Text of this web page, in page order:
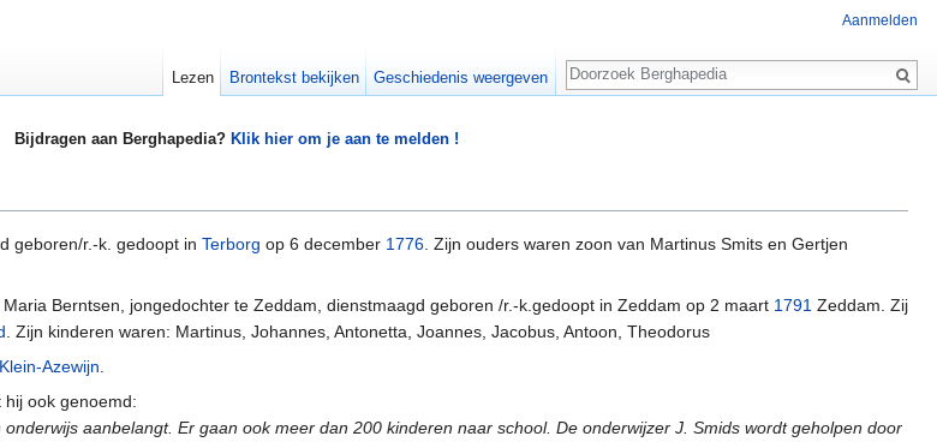
Bijdragen aan Berghapedia? Klik hier om je aan te melden !
geboren/r.-k. gedoopt in Terborg op 6 december 1776. Zijn ouders waren zoon van Martinus Smits en Gertjen
Maria Berntsen, jongedochter te Zeddam, dienstmaagd geboren /r.-k.gedoopt in Zeddam op 2 maart 1791 Zeddam. Zij
. Zijn kinderen waren: Martinus, Johannes, Antonetta, Joannes, Jacobus, Antoon, Theodorus
Klein-Azewijn.
hij ook genoemd:
aanbelangt. Er gaan ook meer dan 200 kinderen naar school. De onderwijzer J. Smids wordt geholpen door
Aanmelden
Lezen Brontekst bekijken Geschiedenis weergeven
Zoeken